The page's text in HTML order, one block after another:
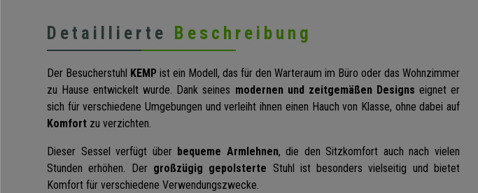
Detaillierte Beschreibung
Der Besucherstuhl KEMP ist ein Modell, das für den Warteraum im Büro oder das Wohnzimmer
zu Hause entwickelt wurde. Dank seines modernen und zeitgemäßen Designs eignet er
sich für verschiedene Umgebungen und verleiht ihnen einen Hauch von Klasse, ohne dabei auf
Komfort zu verzichten.
Dieser Sessel verfügt über bequeme Armlehnen, die den Sitzkomfort auch nach vielen
Stunden erhöhen. Der großzügig gepolsterte Stuhl ist besonders vielseitig und bietet
Komfort für verschiedene Verwendungszwecke.